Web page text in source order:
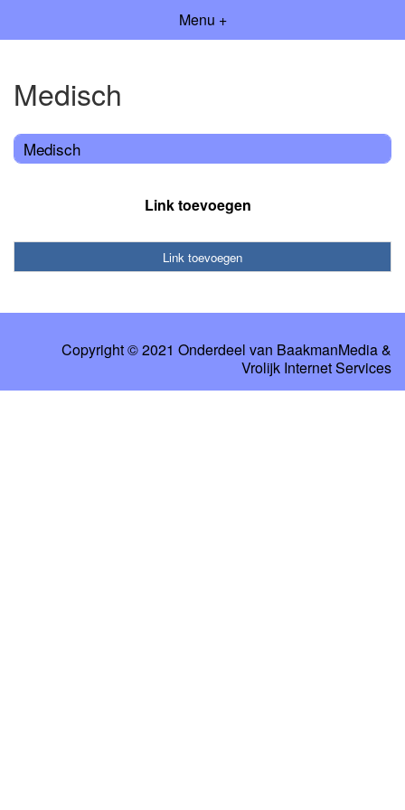
Menu +
Medisch
Medisch
Link toevoegen
Link toevoegen
Copyright © 2021 Onderdeel van BaakmanMedia&
Vrolijk Internet Services